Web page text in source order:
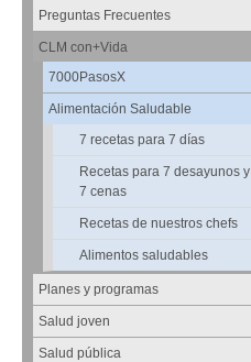
Preguntas Frecuentes
CLM con+Vida
7000PasosX
Alimentación Saludable
7 recetas para 7 días
Recetas para 7 desayunos y
7 cenas
Recetas de nuestros chefs
Alimentos saludables
Planes y programas
Salud joven
Salud pública